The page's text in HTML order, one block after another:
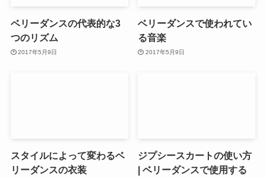
ベリーダンスの代表的な3
つのリズム
2017年5月9日
ベリーダンスで使われてい
る音楽
2017年5月9日
スタイルによって変わるベ
リーダンスの衣装
ジプシースカートの使い方
| ベリーダンスで使用する